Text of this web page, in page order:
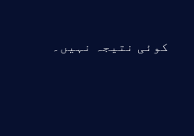
کوئی نتیجہ نہیں۔